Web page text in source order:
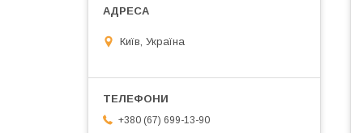
Київ, Україна
+380 (67) 699-13-90